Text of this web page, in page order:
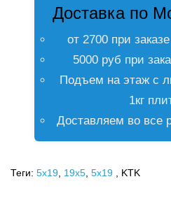
Доставка по
от 2700 при
5000 руб при
Подъем на этаж с
1кг
Доставляем во все
Теги: 5x19, 19х5, 5х19 , KTK